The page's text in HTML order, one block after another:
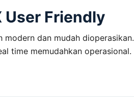
User Friendly
modern dan mudah dioperasikan.
time memudahkan operasional.